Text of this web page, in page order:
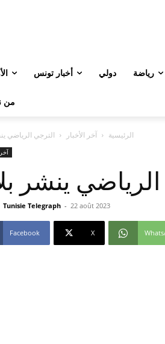
أخبار تونس دولي رياضة
من
الرئيسية آخر الأخبار الترجي الرياضي
آخر
الرياضي ينشر
Tunisie Telegraph - 22 août 2023
Facebook X